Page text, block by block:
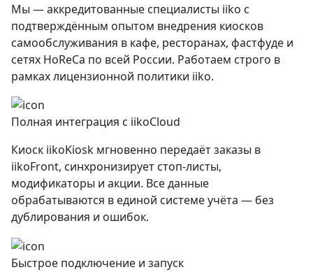
Мы — аккредитованные специалисты iiko с
подтверждённым опытом внедрения киосков
самообслуживания в кафе, ресторанах, фастфуде и
сетях HoReCa по всей России. Работаем строго в
рамках лицензионной политики iiko.
Полная интеграция с iikoCloud
Киоск iikoKiosk мгновенно передаёт заказы в
iikoFront, синхронизирует стоп-листы,
модификаторы и акции. Все данные
обрабатываются в единой системе учёта — без
дублирования и ошибок.
Быстрое подключение и запуск